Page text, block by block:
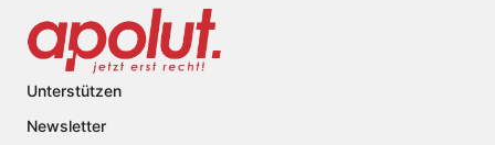
Unterstützen
Newsletter